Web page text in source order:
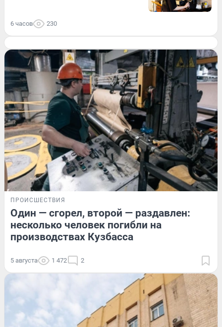
6 часов 230
ПРОИСШЕСТВИЯ
Один — сгорел, второй — раздавлен:
несколько человек погибли на
производствах Кузбасса
5 августа 1 472 2